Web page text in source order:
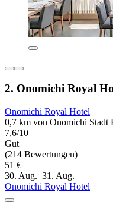
2. Onomichi Royal
Onomichi Royal Hotel
0,7 km von Onomichi Stadt
7,6/10
Gut
(214 Bewertungen)
51 €
30. Aug.–31. Aug.
Onomichi Royal Hotel